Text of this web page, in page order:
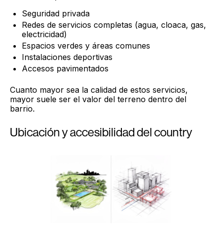
Seguridad privada
Redes de servicios completas (agua, cloaca, gas,
electricidad)
Espacios verdes y áreas comunes
Instalaciones deportivas
Accesos pavimentados
Cuanto mayor sea la calidad de estos servicios,
mayor suele ser el valor del terreno dentro del
barrio.
Ubicación y accesibilidad del country